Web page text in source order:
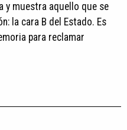
y muestra aquello que se
la cara B del Estado. Es
para reclamar